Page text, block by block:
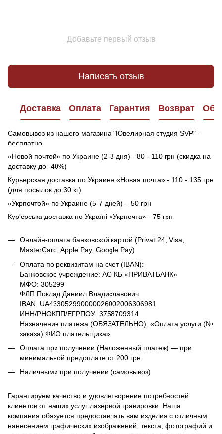
Добавьте первый отзыв
Написать отзыв
Доставка Оплата Гарантия Возврат
Самовывоз из нашего магазина "Ювелирная студия SVP" –
бесплатно
«Новой почтой» по Украине (2-3 дня) - 80 - 110 грн (скидка на
доставку до -40%)
Курьерская доставка по Украине «Новая почта» - 110 - 135 грн
(для посылок до 30 кг).
«Укрпочтой» по Украине (5-7 дней) – 50 грн
Кур'єрська доставка по Україні «Укрпочта» - 75 грн
Онлайн-оплата банковской картой (Privat 24, Visa,
MasterCard, Apple Pay, Google Pay)
Оплата по реквизитам на счет (IBAN):
Банковское учреждение: АО КБ «ПРИВАТБАНК»
МФО: 305299
ФЛП Поклад Даниил Владиславович
IBAN: UA433052990000026002006306981
ИНН/РНОКПП/ЕГРПОУ: 3758709314
Назначение платежа (ОБЯЗАТЕЛЬНО): «Оплата услуги (№
заказа) ФИО плательщика»
Оплата при получении (Наложенный платеж) — при
минимальной предоплате от 200 грн
Наличными при получении (самовывоз)
Гарантируем качество и удовлетворение потребностей
клиентов от наших услуг лазерной гравировки. Наша
компания обязуется предоставлять вам изделия с отличным
нанесением графических изображений, текста, фотографий и